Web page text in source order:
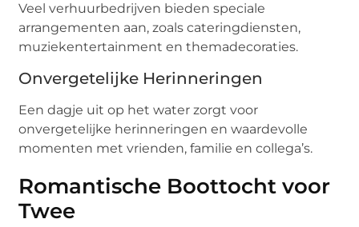
Veel verhuurbedrijven bieden speciale
arrangementen aan, zoals cateringdiensten,
muziekentertainment en themadecoraties.
Onvergetelijke Herinneringen
Een dagje uit op het water zorgt voor
onvergetelijke herinneringen en waardevolle
momenten met vrienden, familie en collega’s.
Romantische Boottocht voor
Twee